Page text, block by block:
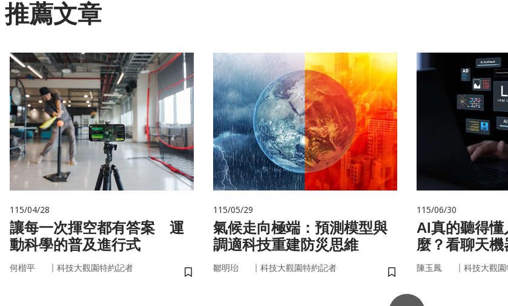
推薦文章
115/04/28
讓每一次揮空都有答案 運
動科學的普及進行式
何楷平 ｜ 科技大觀園特約記者
儲存書籤
115/05/29
氣候走向極端：預測模型與
調適科技重建防災思維
鄒明珆 ｜ 科技大觀園特約記者
儲存書籤
115/06/30
AI真的聽得
麼？看聊天
言科技
陳玉鳳 ｜ 科技大觀